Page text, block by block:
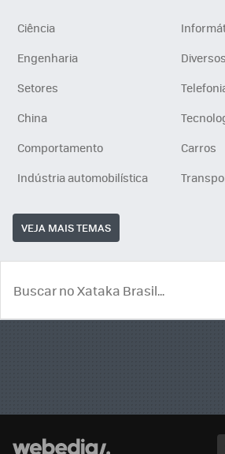
Ciência
Engenharia
Diversos
Setores
China
Comportamento
Carros
Indústria automobilística
VEJA MAIS TEMAS